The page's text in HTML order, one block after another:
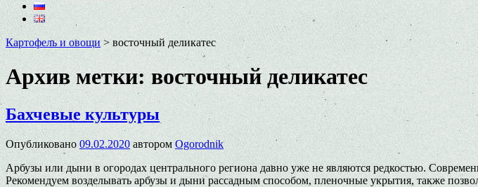
Картофель и овощи > восточный деликатес
Архив метки: восточный деликатес
Бахчевые культуры
Опубликовано 09.02.2020 автором Ogorodnik
Арбузы или дыни в огородах центрального региона давно уже не являются редкостью.
Рекомендуем возделывать арбузы и дыни рассадным способом, пленочные укрытия, также